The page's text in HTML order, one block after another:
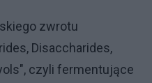
zwrotu
Disaccharides,
czyli fermentujące